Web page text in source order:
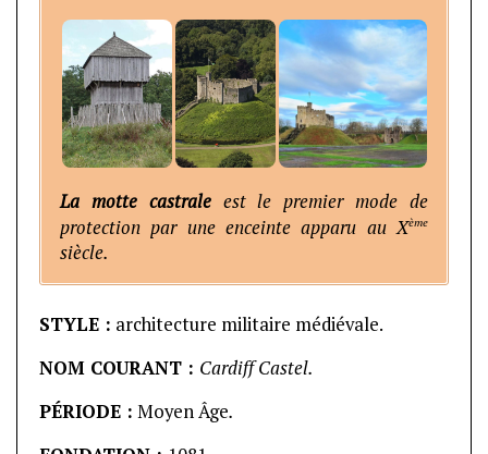
La motte castraleest le premier mode de
protection par une enceinte apparu au Xème
siècle.
STYLE : architecture militaire médiévale.
NOM COURANT : Cardiff Castel.
PÉRIODE : Moyen Âge.